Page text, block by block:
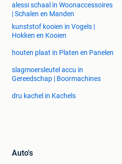
alessi schaal in Woonaccessoires
| Schalen en Manden
kunststof kooien in Vogels |
Hokken en Kooien
houten plaat in Platen en Panelen
slagmoersleutel accu in
Gereedschap | Boormachines
dru kachel in Kachels
Auto's